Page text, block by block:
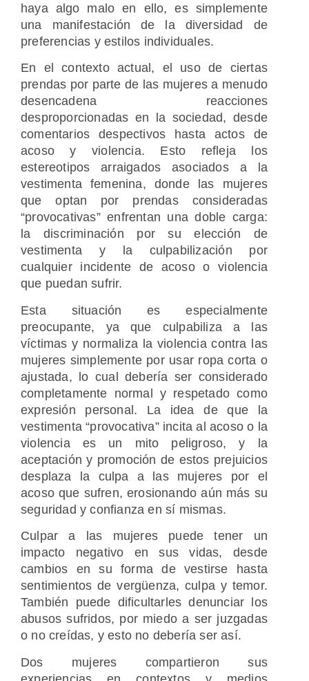
haya algo malo en ello, es simplemente
una manifestación de la diversidad de
preferencias y estilos individuales.
En el contexto actual, el uso de ciertas
prendas por parte de las mujeres a menudo
desencadena reacciones
desproporcionadas en la sociedad, desde
comentarios despectivos hasta actos de
acoso y violencia. Esto refleja los
estereotipos arraigados asociados a la
vestimenta femenina, donde las mujeres
que optan por prendas consideradas
“provocativas” enfrentan una doble carga:
la discriminación por su elección de
vestimenta y la culpabilización por
cualquier incidente de acoso o violencia
que puedan sufrir.
Esta situación es especialmente
preocupante, ya que culpabiliza a las
víctimas y normaliza la violencia contra las
mujeres simplemente por usar ropa corta o
ajustada, lo cual debería ser considerado
completamente normal y respetado como
expresión personal. La idea de que la
vestimenta “provocativa” incita al acoso o la
violencia es un mito peligroso, y la
aceptación y promoción de estos prejuicios
desplaza la culpa a las mujeres por el
acoso que sufren, erosionando aún más su
seguridad y confianza en sí mismas.
Culpar a las mujeres puede tener un
impacto negativo en sus vidas, desde
cambios en su forma de vestirse hasta
sentimientos de vergüenza, culpa y temor.
También puede dificultarles denunciar los
abusos sufridos, por miedo a ser juzgadas
o no creídas, y esto no debería ser así.
Dos mujeres compartieron sus